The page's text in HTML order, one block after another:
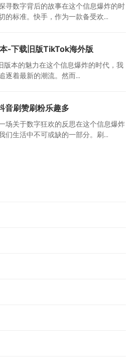
寻数字背后的故事在这个信息爆炸的时
的标准。快手，作为一款备受欢...
-下载旧版TikTok海外版
本的魅力在这个信息爆炸的时代，我
逐着最新的潮流。然而...
音刷赞刷粉乐趣多
场关于数字狂欢的反思在这个信息爆炸
们生活中不可或缺的一部分。刷...